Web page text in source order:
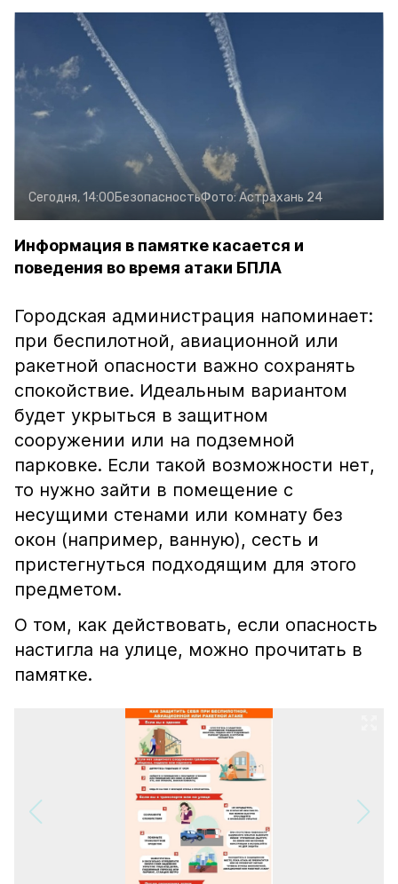
Сегодня, 14:00БезопасностьФото:Астрахань 24
Информация в памятке касается и
поведения во время атаки БПЛА
Городская администрация напоминает:
при беспилотной, авиационной или
ракетной опасности важно сохранять
спокойствие. Идеальным вариантом
будет укрыться в защитном
сооружении или на подземной
парковке. Если такой возможности нет,
то нужно зайти в помещение с
несущими стенами или комнату без
окон (например, ванную), сесть и
пристегнуться подходящим для этого
предметом.
О том, как действовать, если опасность
настигла на улице, можно прочитать в
памятке.